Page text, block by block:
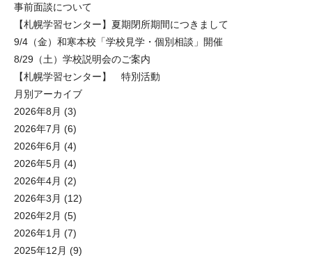
事前面談について
【札幌学習センター】夏期閉所期間につきまして
9/4（金）和寒本校「学校見学・個別相談」開催
8/29（土）学校説明会のご案内
【札幌学習センター】 特別活動
月別アーカイブ
2026年8月 (3)
2026年7月 (6)
2026年6月 (4)
2026年5月 (4)
2026年4月 (2)
2026年3月 (12)
2026年2月 (5)
2026年1月 (7)
2025年12月 (9)